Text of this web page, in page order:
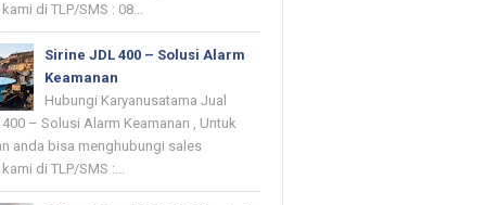
di TLP/SMS : 08...
Sirine JDL 400 – Solusi Alarm
Keamanan
Hubungi Karyanusatama Jual
– Solusi Alarm Keamanan , Untuk
anda bisa menghubungi sales
di TLP/SMS :...